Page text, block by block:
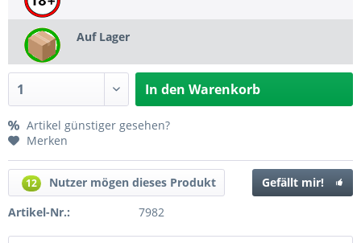
Auf Lager
In den Warenkorb
Artikel günstiger gesehen?
Merken
12 Nutzer mögen dieses Produkt
Gefällt mir!
Artikel-Nr.:
7982